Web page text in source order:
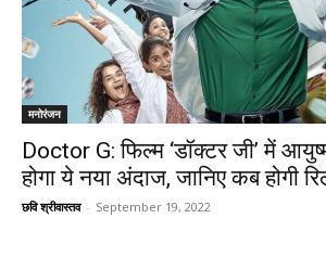
मनोरंजन
Doctor G: फिल्म ‘डॉक्टर जी’ में
होगा ये नया अंदाज, जानिए कब होगी
छवि श्रीवास्तव - September 19, 2022